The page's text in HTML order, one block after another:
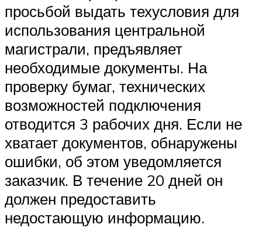
просьбой выдать техусловия для
использования центральной
магистрали, предъявляет
необходимые документы. На
проверку бумаг, технических
возможностей подключения
отводится 3 рабочих дня. Если не
хватает документов, обнаружены
ошибки, об этом уведомляется
заказчик. В течение 20 дней он
должен предоставить
недостающую информацию.